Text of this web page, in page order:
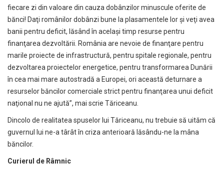
fiecare zi din valoare din cauza dobânzilor minuscule oferite de
bănci! Daţi românilor dobânzi bune la plasamentele lor şi veţi avea
banii pentru deficit, lăsând în acelaşi timp resurse pentru
finanţarea dezvoltării. România are nevoie de finanţare pentru
marile proiecte de infrastructură, pentru spitale regionale, pentru
dezvoltarea proiectelor energetice, pentru transformarea Dunării
în cea mai mare autostradă a Europei, ori această deturnare a
resurselor băncilor comerciale strict pentru finanţarea unui deficit
naţional nu ne ajută”, mai scrie Tăriceanu.
Dincolo de realitatea spuselor lui Tăriceanu, nu trebuie să uităm că
guvernul lui ne-a târât în criza anterioară lăsându-ne la mâna
băncilor.
Curierul de Râmnic